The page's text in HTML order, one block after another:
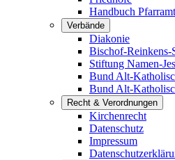
Handbuch Pfarramt
Verbände
Diakonie
Bischof-Reinkens-
Stiftung Namen-
Bund Alt-
Bund Alt-
Recht & Verordnungen
Kirchenrecht
Datenschutz
Impressum